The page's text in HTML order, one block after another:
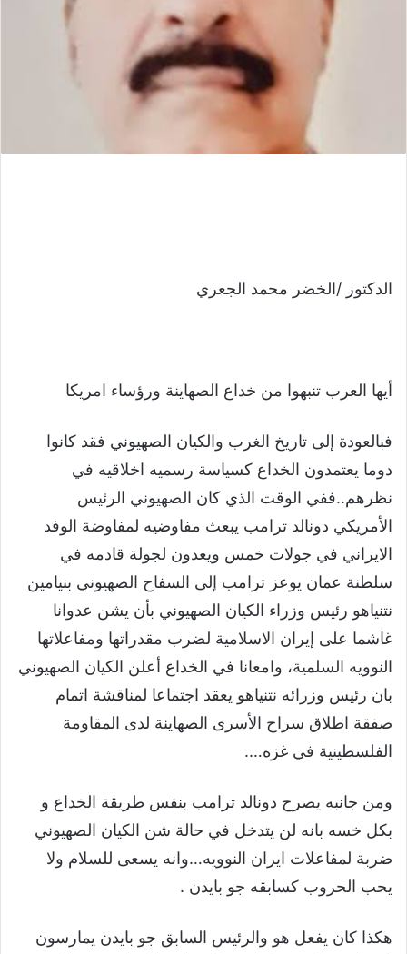
الدكتور /الخضر محمد الجعري
أيها العرب تنبهوا من خداع الصهاينة ورؤساء امريكا
فبالعودة إلى تاريخ الغرب والكيان الصهيوني فقد كانوا
دوما يعتمدون الخداع كسياسة رسميه اخلاقيه في
نظرهم..ففي الوقت الذي كان الصهيوني الرئيس
الأمريكي دونالد ترامب يبعث مفاوضيه لمفاوضة الوفد
الايراني في جولات خمس ويعدون لجولة قادمه في
سلطنة عمان يوعز ترامب إلى السفاح الصهيوني بنيامين
نتنياهو رئيس وزراء الكيان الصهيوني بأن يشن عدوانا
غاشما على إيران الاسلامية لضرب مقدراتها ومفاعلاتها
النوويه السلمية، وامعانا في الخداع أعلن الكيان الصهيوني
بان رئيس وزرائه نتنياهو يعقد اجتماعا لمناقشة اتمام
صفقة اطلاق سراح الأسرى الصهاينة لدى المقاومة
الفلسطينية في غزه….
ومن جانبه يصرح دونالد ترامب بنفس طريقة الخداع و
بكل خسه بانه لن يتدخل في حالة شن الكيان الصهيوني
ضربة لمفاعلات ايران النوويه…وانه يسعى للسلام ولا
يحب الحروب كسابقه جو بايدن .
هكذا كان يفعل هو والرئيس السابق جو بايدن يمارسون